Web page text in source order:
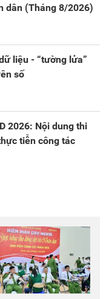
dân (Tháng 8/2026)
liệu - “tường lửa”
số
2026: Nội dung thi
tiễn công tác